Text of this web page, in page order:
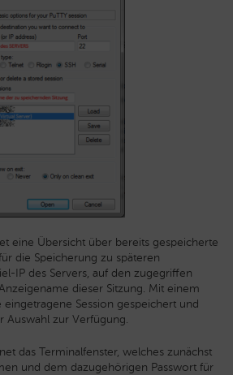
eine Übersicht über bereits gespeicherte
die Speicherung zu späteren
IP des Servers, auf den zugegriffen
dieser Sitzung. Mit einem
eingetragene Session gespeichert und
Auswahl zur Verfügung.
das Terminalfenster, welches zunächst
und dem dazugehörigen Passwort für